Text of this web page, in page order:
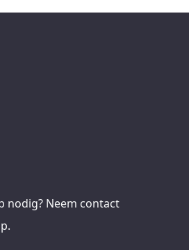
nodig? Neem contact